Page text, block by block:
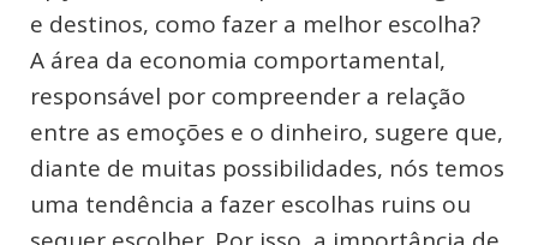
e destinos, como fazer a melhor escolha?
A área da economia comportamental,
responsável por compreender a relação
entre as emoções e o dinheiro, sugere que,
diante de muitas possibilidades, nós temos
uma tendência a fazer escolhas ruins ou